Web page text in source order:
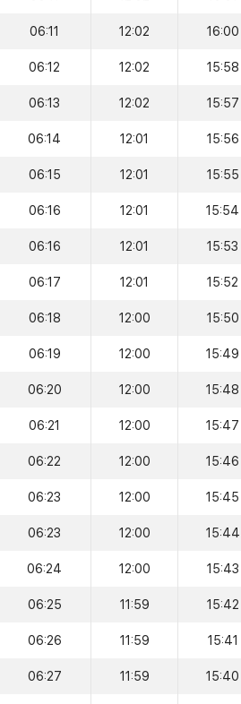
06:11 12:02 16:00
06:12 12:02 15:58
06:13 12:02 15:57
06:14 12:01 15:56
06:15 12:01 15:55
06:16 12:01 15:54
06:16 12:01 15:53
06:17 12:01 15:52
06:18 12:00 15:50
06:19 12:00 15:49
06:20 12:00 15:48
06:21 12:00 15:47
06:22 12:00 15:46
06:23 12:00 15:45
06:23 12:00 15:44
06:24 12:00 15:43
06:25 11:59 15:42
06:26 11:59 15:41
06:27 11:59 15:40